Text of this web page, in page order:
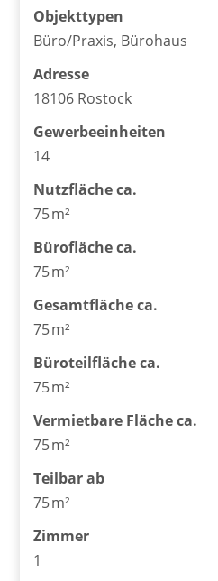
Objekttypen
Büro/Praxis, Bürohaus
Adresse
18106 Rostock
Gewerbeeinheiten
14
Nutzfläche ca.
75 m²
Bürofläche ca.
75 m²
Gesamtfläche ca.
75 m²
Büroteilfläche ca.
75 m²
Vermietbare Fläche ca.
75 m²
Teilbar ab
75 m²
Zimmer
1